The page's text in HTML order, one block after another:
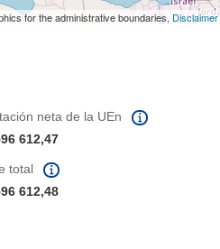
for the administrative boundaries, Disclaimer
neta de la UEn
612,47
total
612,48